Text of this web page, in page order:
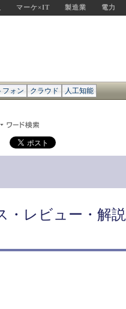
マーケ×IT 製造業 電力
フォン クラウド 人工知能
・レビュー・解説